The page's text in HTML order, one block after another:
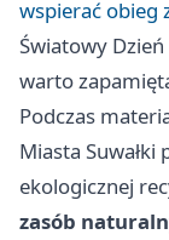
wspierać obieg
Światowy
warto
Podczas
Miasta
ekologicznej
zasób